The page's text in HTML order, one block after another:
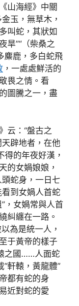
山海經》中關
玉，無草木，
叫蛇，其狀如
旱”“（柴桑之
麋鹿，多白蛇飛
，一處處鮮活的
畏之情。看
圖騰之一，盡
云：“盤古之
辟地者，在他
得的年夜好漢，
的女媧娘娘，
蛇身，一日七
到女媧人首蛇
，女媧常與人首
糾纏在一路。
為是統一人，
于黃帝的樣子
之國……人面蛇
“軒轅，黃龍體”
都有蛇的身
近對蛇的愛